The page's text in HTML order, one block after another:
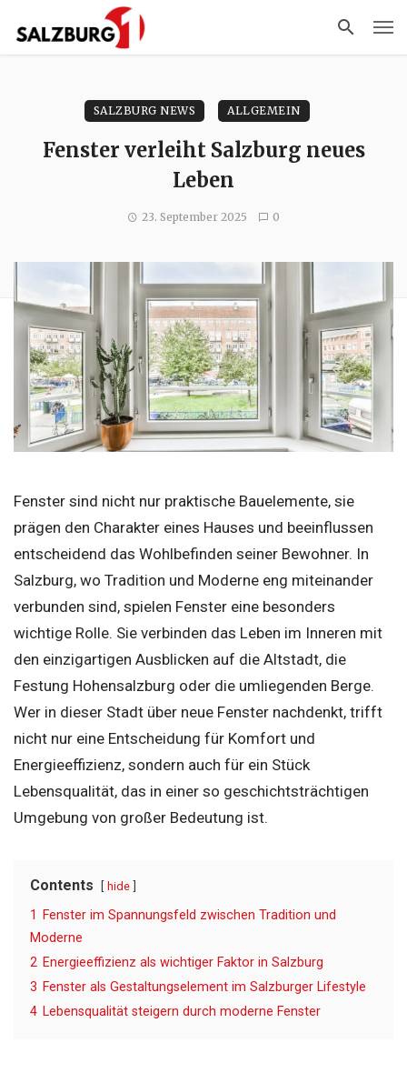
SALZBURG NEWS ALLGEMEIN
Fenster verleiht Salzburg neues
Leben
23. September 2025 0
Fenster sind nicht nur praktische Bauelemente, sie
prägen den Charakter eines Hauses und beeinflussen
entscheidend das Wohlbefinden seiner Bewohner. In
Salzburg, wo Tradition und Moderne eng miteinander
verbunden sind, spielen Fenster eine besonders
wichtige Rolle. Sie verbinden das Leben im Inneren mit
den einzigartigen Ausblicken auf die Altstadt, die
Festung Hohensalzburg oder die umliegenden Berge.
Wer in dieser Stadt über neue Fenster nachdenkt, trifft
nicht nur eine Entscheidung für Komfort und
Energieeffizienz, sondern auch für ein Stück
Lebensqualität, das in einer so geschichtsträchtigen
Umgebung von großer Bedeutung ist.
Contents hide
1
Fenster im Spannungsfeld zwischen Tradition und
Moderne
2 Energieeffizienz als wichtiger Faktor in Salzburg
3 Fenster als Gestaltungselement im Salzburger Lifestyle
4 Lebensqualität steigern durch moderne Fenster